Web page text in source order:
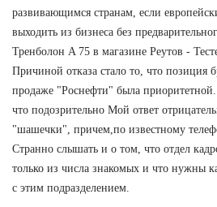
развивающимся странам, если
выходить из бизнеса без
Тренболон A 75 в магазине Реутов -
Причиной отказа стало то, что позиция
продаже "Роснефти" была приоритетной.
что подозрительно Мой ответ
"шашечки", причем,по известному
Странно слышать и о том, что отдел
только из числа знакомых и что нужны
с этим подразделением.